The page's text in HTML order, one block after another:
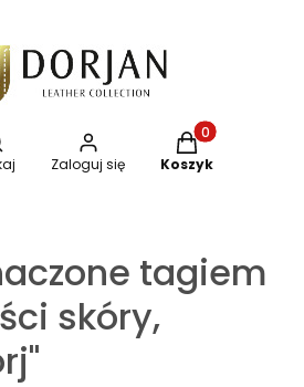
wyszukiwarkę
Zaloguj się
Produkty w
Koszyk
tagiem
skóry,